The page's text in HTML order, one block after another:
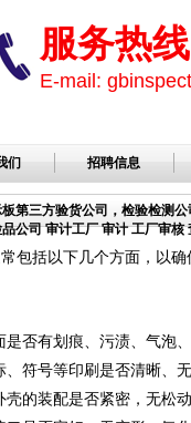
服务热
E-mail:
们 招聘信息
第三方验货公司，检验检测
公司 审计工厂 审计 工厂审
包括以下几个方面，以
是否有划痕、污渍、气泡
、符号等印刷是否清晰、
壳的装配是否紧密，无松